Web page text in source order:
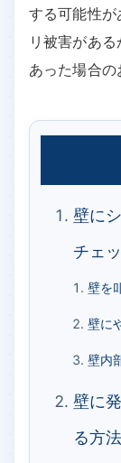
する可能性
リ被害があ
あった場合の
壁に
チェ
壁を
壁に
壁内
壁に
る方法